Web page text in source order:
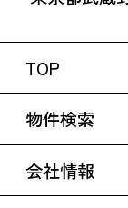
TOP
物件検索
会社情報